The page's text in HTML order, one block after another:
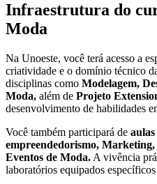
Infraestrutura do
Moda
Na Unoeste, você terá acesso a
criatividade e o domínio técnico
disciplinas como Modelagem,
Moda, além de Projeto
desenvolvimento de habilidades
Você também participará de
empreendedorismo,
Eventos de Moda. A vivência
laboratórios equipados